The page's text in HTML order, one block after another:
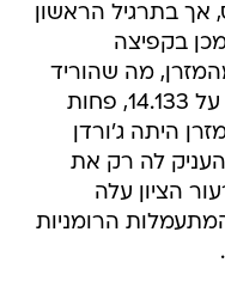
אך בתרגיל הראשון
בקפיצה
מה שהוריד
לה משמעותית את הציון שעמד על 14.133, פחות
היתה ג'ורדן
לה רק את
הציון עלה
המתעמלות הרומניות